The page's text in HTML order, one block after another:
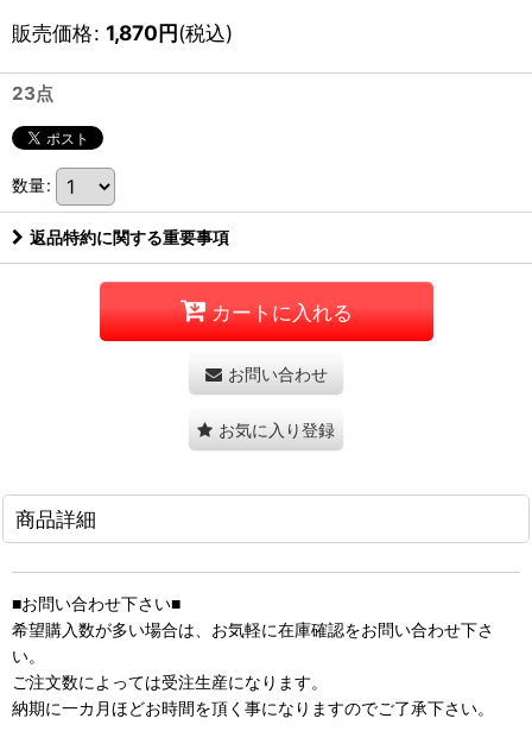
販売価格: 1,870円(税込)
23点
数量:
返品特約に関する重要事項
カートに入れる
お問い合わせ
お気に入り登録
商品詳細
■お問い合わせ下さい■
希望購入数が多い場合は、お気軽に在庫確認をお問い合わせ下さ
い。
ご注文数によっては受注生産になります。
納期に一カ月ほどお時間を頂く事になりますのでご了承下さい。